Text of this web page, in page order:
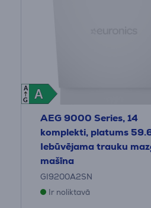
A
A
A
G
AEG 9000 Series, 14
komplekti, platums
Iebūvējama trauku
mašīna
GI9200A2SN
Ir noliktavā